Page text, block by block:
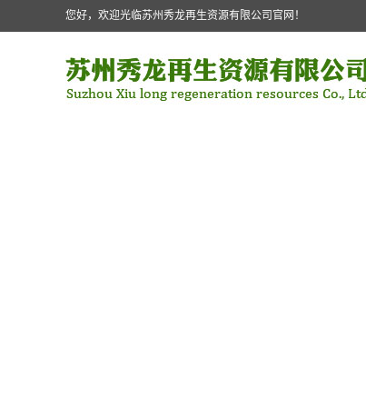
您好，欢迎光临苏州秀龙再生资源有限公司官网！